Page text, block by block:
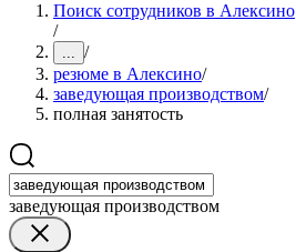
Поиск сотрудников в Алексино
/
... /
резюме в Алексино/
заведующая производством/
полная занятость
заведующая производством